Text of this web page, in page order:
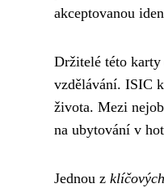
akceptovanou
Držitelé této
vzdělávání. ISIC
života. Mezi
na ubytování v
Jednou z